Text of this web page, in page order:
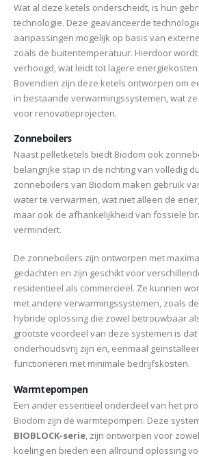
Wat al deze ketels onderscheidt, is hun
technologie. Deze geavanceerde
aanpassingen mogelijk op basis van
zoals de buitentemperatuur. Hierdoor
verhoogd, wat leidt tot lagere
Bovendien zijn deze ketels ontworpen om
in bestaande verwarmingssystemen, wat
voor renovatieprojecten.
Zonneboilers
Naast pelletketels biedt Biodom ook
belangrijke stap in de richting van volledig
zonneboilers van Biodom maken gebruik
water te verwarmen, wat niet alleen de
maar ook de afhankelijkheid van fossiele
vermindert.
De zonneboilers zijn ontworpen met
gedachten en zijn geschikt voor
residentieel als commercieel. Ze kunnen
met andere verwarmingssystemen, zoals
hybride oplossing die zowel betrouwbaar
grootste voordeel van deze systemen is dat
onderhoudsvrij zijn en, eenmaal
functioneren met minimale bedrijfskosten.
Warmtepompen
Een ander essentieel onderdeel van het
Biodom zijn de warmtepompen. Deze
BIOBLOCK-serie , zijn ontworpen voor
koeling en bieden een allround oplossing